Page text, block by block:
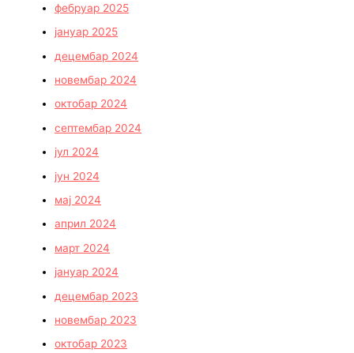
фебруар 2025
јануар 2025
децембар 2024
новембар 2024
октобар 2024
септембар 2024
јул 2024
јун 2024
мај 2024
април 2024
март 2024
јануар 2024
децембар 2023
новембар 2023
октобар 2023